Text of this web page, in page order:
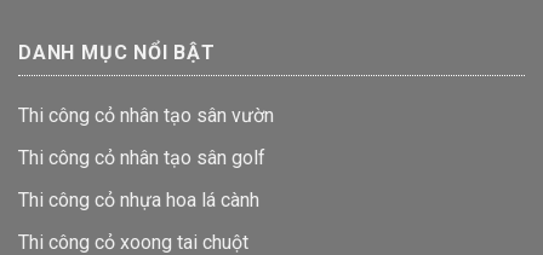
DANH MỤC NỔI BẬT
Thi công cỏ nhân tạo sân vườn
Thi công cỏ nhân tạo sân golf
Thi công cỏ nhựa hoa lá cành
Thi công cỏ xoong tai chuột